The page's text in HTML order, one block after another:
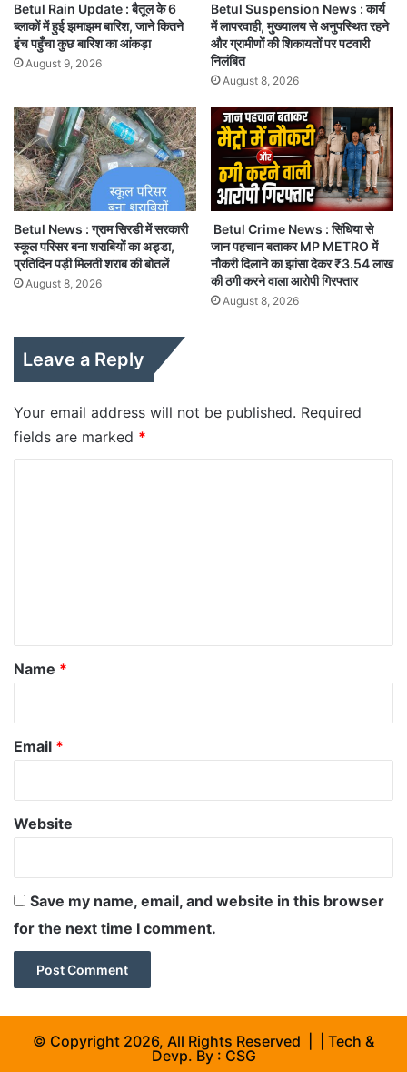
Betul Rain Update : बैतूल के 6
ब्लाकों में हुई झमाझम बारिश, जाने कितने
इंच पहुँचा कुछ बारिश का आंकड़ा
August 9, 2026
Betul Suspension News : कार्य
में लापरवाही, मुख्यालय से अनुपस्थित रहने
और ग्रामीणों की शिकायतों पर पटवारी
निलंबित
August 8, 2026
Betul News : ग्राम सिरडी में सरकारी
स्कूल परिसर बना शराबियों का अड्डा,
प्रतिदिन पड़ी मिलती शराब की बोतलें
August 8, 2026
Betul Crime News : सिंधिया से
जान पहचान बताकर MP METRO में
नौकरी दिलाने का झांसा देकर ₹3.54 लाख
की ठगी करने वाला आरोपी गिरफ्तार
August 8, 2026
Leave a Reply
Your email address will not be published. Required
fields are marked *
*
Name *
Email *
Website
Save my name, email, and website in this browser
for the next time I comment.
© Copyright 2026, All Rights Reserved | | Tech &
Devp. By : CSG